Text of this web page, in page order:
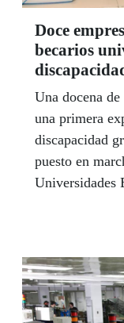
mais
e do terceiro
definitiva,a
maravilloso
día
Doce
becarios
Una docena
una primera
discapacidad
puesto en
Universidades